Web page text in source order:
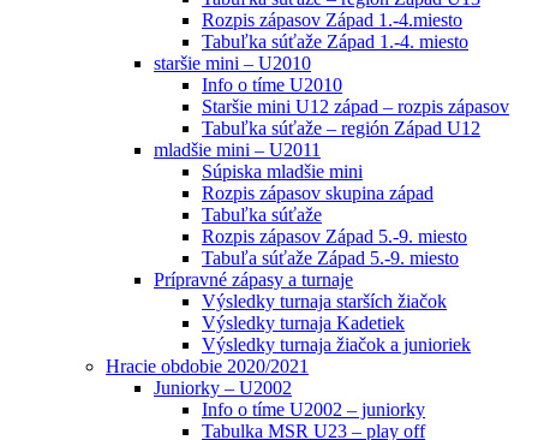
Rozpis zápasov Západ 1.-4.miesto
Tabuľka súťaže Západ 1.-4. miesto
staršie mini – U2010
Info o tíme U2010
Staršie mini U12 západ – rozpis zápasov
Tabuľka súťaže – región Západ U12
mladšie mini – U2011
Súpiska mladšie mini
Rozpis zápasov skupina západ
Tabuľka súťaže
Rozpis zápasov Západ 5.-9. miesto
Tabuľa súťaže Západ 5.-9. miesto
Prípravné zápasy a turnaje
Výsledky turnaja starších žiačok
Výsledky turnaja Kadetiek
Výsledky turnaja žiačok a junioriek
Hracie obdobie 2020/2021
Juniorky – U2002
Info o tíme U2002 – juniorky
Tabulka MSR U23 – play off